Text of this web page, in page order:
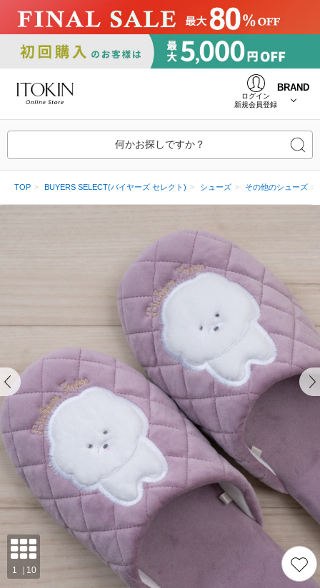
ログイン
新規会員登録
BRAND
何かお探しですか？
TOP BUYERS SELECT(バイヤーズ セレクト) シューズ その他のシューズ